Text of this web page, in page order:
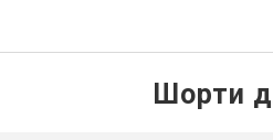
Шорти